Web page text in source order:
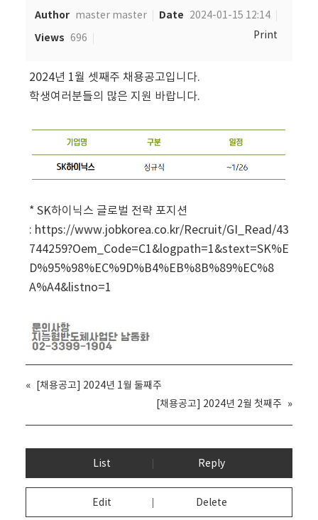
Author master master Date 2024-01-15 12:14
Views 696 Print
2024년 1월 셋째주 채용공고입니다.
학생여러분들의 많은 지원 바랍니다.
* SK하이닉스 글로벌 전략 포지션
: https://www.jobkorea.co.kr/Recruit/GI_Read/43
744259?Oem_Code=C1&logpath=1&stext=SK%E
D%95%98%EC%9D%B4%EB%8B%89%EC%8
A%A4&listno=1
«
[채용공고] 2024년 1월 둘째주
[채용공고] 2024년 2월 첫째주
»
List Reply
Edit Delete